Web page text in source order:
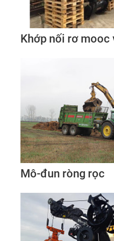
Khớp nối rơ
Mô-đun ròng rọc